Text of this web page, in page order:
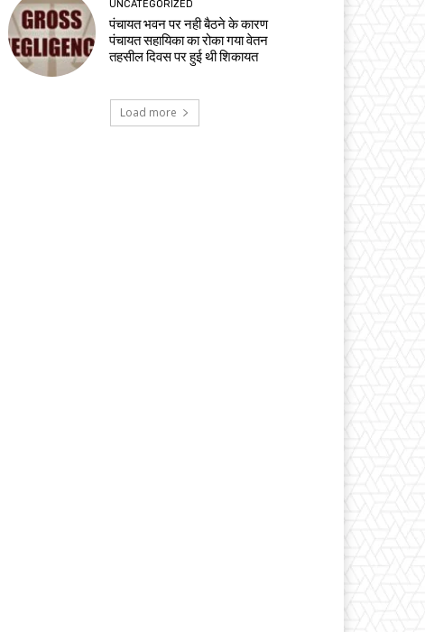
UNCATEGORIZED
पंचायत भवन पर नही बैठने के कारण
पंचायत सहायिका का रोका गया वेतन
तहसील दिवस पर हुई थी शिकायत
Load more